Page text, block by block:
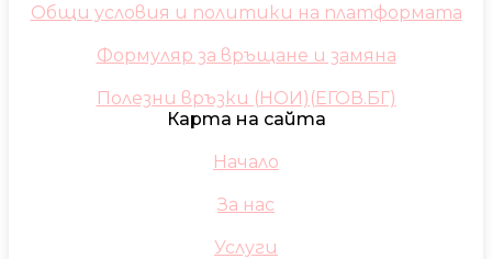
Общи условия и политики на платформата
Формуляр за връщане и замяна
Полезни връзки (НОИ)(ЕГОВ.БГ)
Карта на сайта
Начало
За нас
Услуги